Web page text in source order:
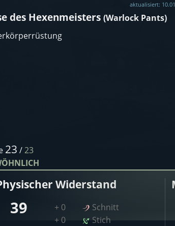
aktualisiert:
des Hexenmeisters (Warlock Pants)
23 /23
Widerstand
39 + 0
Schnitt
+ 0
Stich